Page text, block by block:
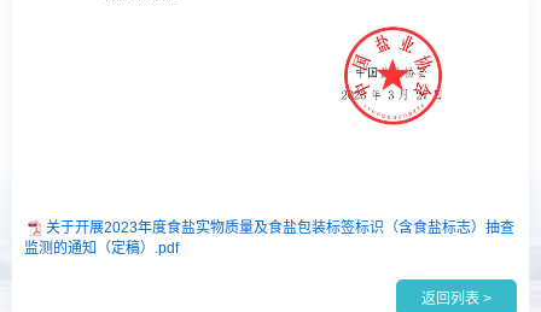
关于开展2023年度食盐实物质量及食盐包装标签标识（含食盐标志）抽查
监测的通知（定稿）.pdf
返回列表 >